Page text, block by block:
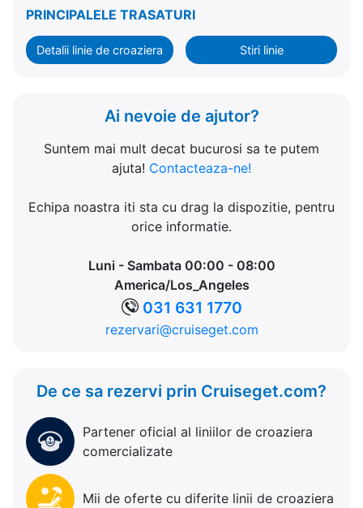
PRINCIPALELE TRASATURI
Detalii linie de croaziera Stiri linie
Ai nevoie de ajutor?
Suntem mai mult decat bucurosi sa te putem
ajuta! Contacteaza-ne!
Echipa noastra iti sta cu drag la dispozitie, pentru
orice informatie.
Luni - Sambata 00:00 - 08:00
America/Los_Angeles
031 631 1770
rezervari@cruiseget.com
De ce sa rezervi prin Cruiseget.com?
Partener oficial al liniilor de croaziera
comercializate
Mii de oferte cu diferite linii de croaziera